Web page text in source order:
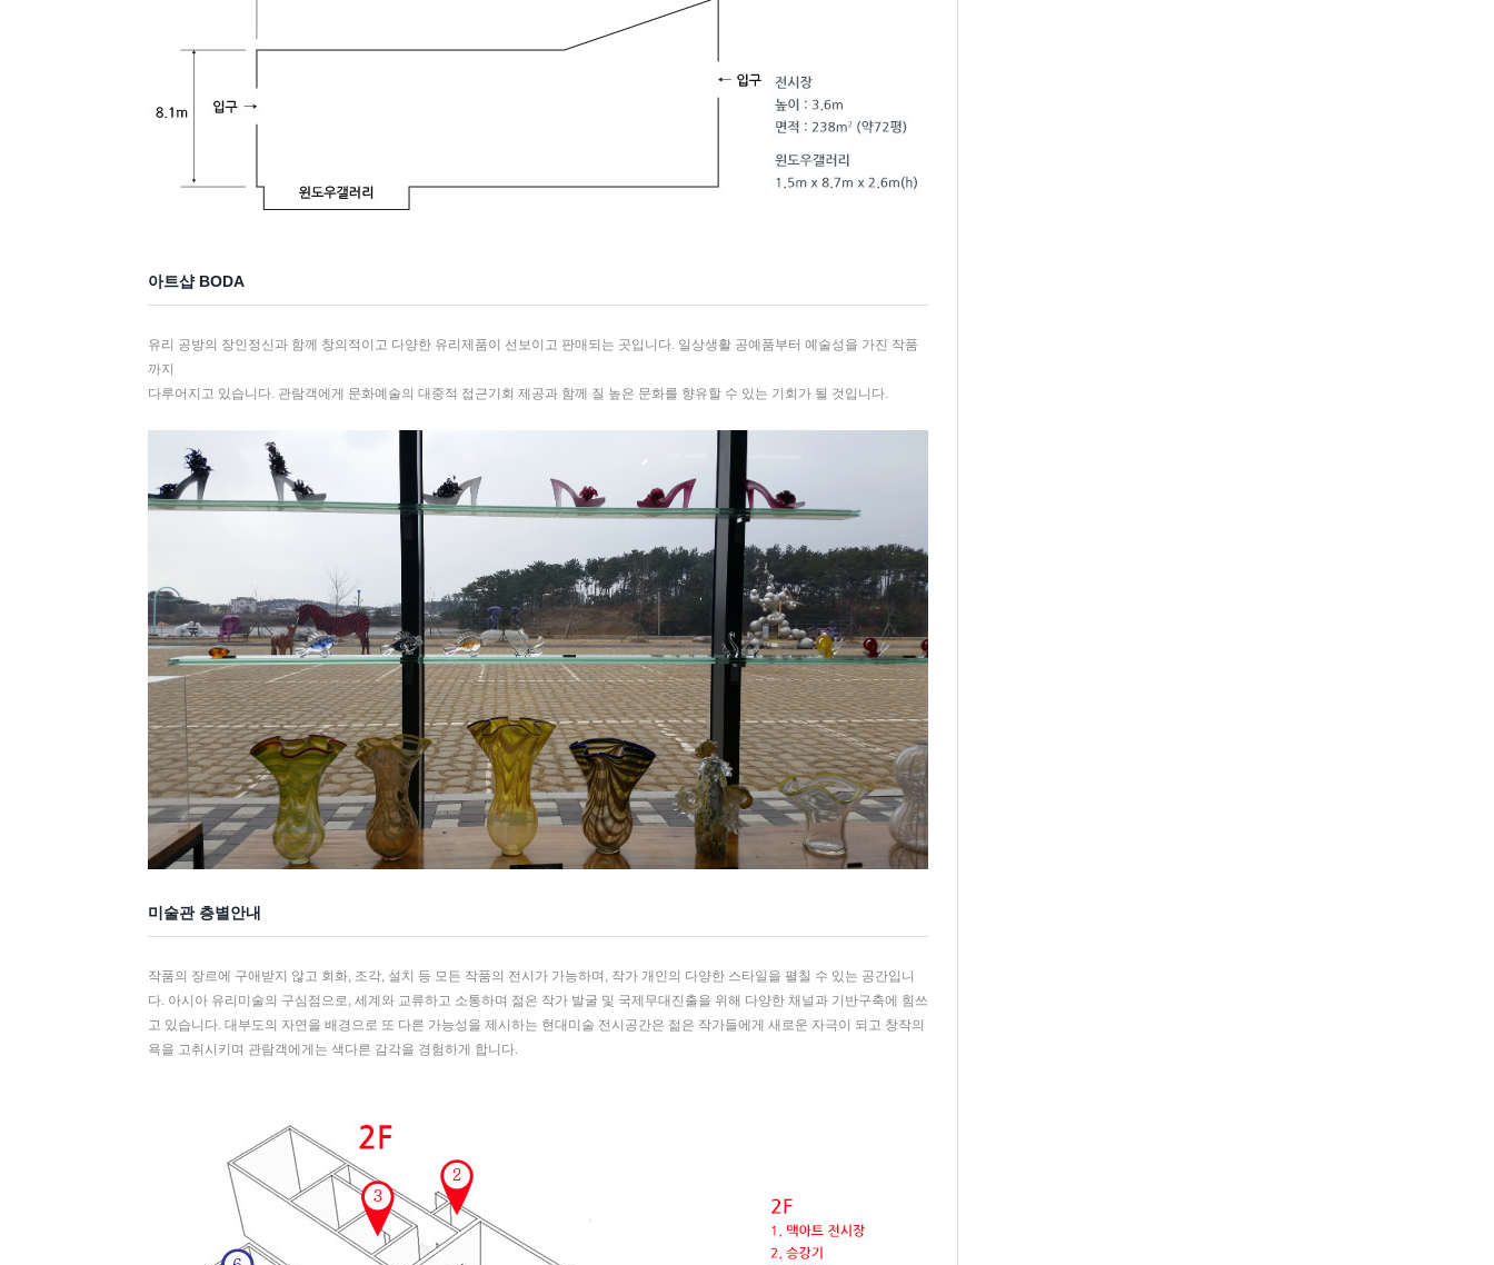
아트샵 BODA
유리 공방의 장인정신과 함께 창의적이고 다양한 유리제품이 선보이고 판매되는 곳입니다. 일상생활 공예품부터 예술성을 가진 작품
까지
다루어지고 있습니다. 관람객에게 문화예술의 대중적 접근기회 제공과 함께 질 높은 문화를 향유할 수 있는 기회가 될 것입니다.
미술관 층별안내
작품의 장르에 구애받지 않고 회화, 조각, 설치 등 모든 작품의 전시가 가능하며, 작가 개인의 다양한 스타일을 펼칠 수 있는 공간입니
다. 아시아 유리미술의 구심점으로, 세계와 교류하고 소통하며 젊은 작가 발굴 및 국제무대진출을 위해 다양한 채널과 기반구축에 힘쓰
고 있습니다. 대부도의 자연을 배경으로 또 다른 가능성을 제시하는 현대미술 전시공간은 젊은 작가들에게 새로운 자극이 되고 창작의
욕을 고취시키며 관람객에게는 색다른 감각을 경험하게 합니다.